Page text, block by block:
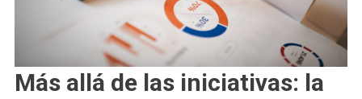
Más allá de las iniciativas: la